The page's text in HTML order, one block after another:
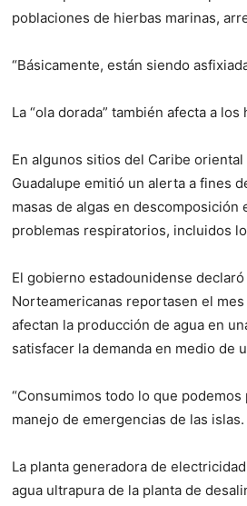
poblaciones de hierbas marinas,
“Básicamente, están siendo
La “ola dorada” también afecta a los
En algunos sitios del Caribe
Guadalupe emitió un alerta a fines
masas de algas en
problemas respiratorios, incluidos
El gobierno estadounidense
Norteamericanas reportasen el
afectan la producción de agua en
satisfacer la demanda en medio de
“Consumimos todo lo que
manejo de emergencias de las
La planta generadora de
agua ultrapura de la planta de